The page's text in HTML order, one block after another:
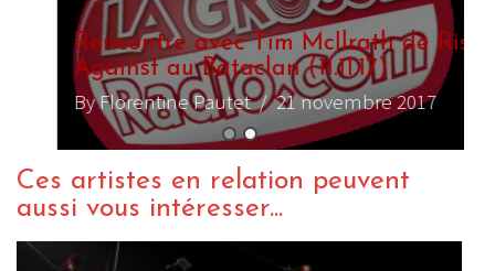
Rencontre avec Tim McIlrath de Rise
Against au Bataclan (11.11.17)
By Florentine Pautet/ 21 novembre 2017
Ces artistes en relation peuvent
aussi vous intéresser...